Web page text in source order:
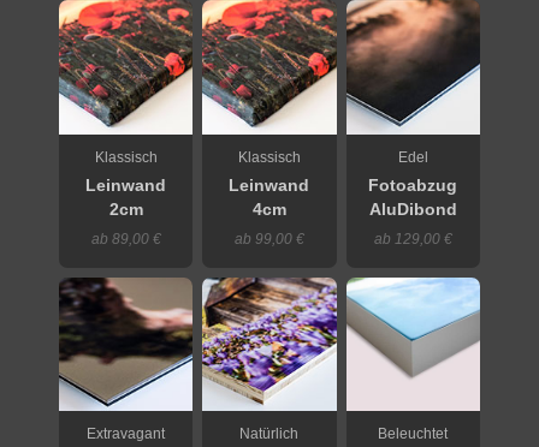
Klassisch
Leinwand
2cm
ab 89,00 €
Klassisch
Leinwand
4cm
ab 99,00 €
Edel
Fotoabzug
AluDibond
ab 129,00 €
Extravagant Natürlich Beleuchtet